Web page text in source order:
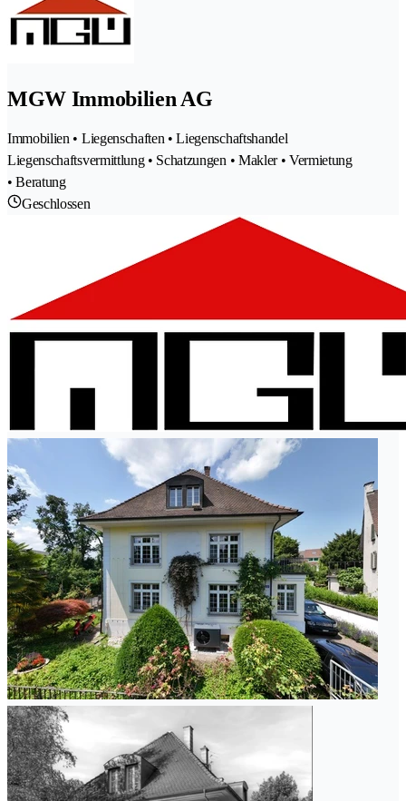
MGW Immobilien AG
Immobilien • Liegenschaften • Liegenschaftshandel
Liegenschaftsvermittlung • Schatzungen • Makler • Vermietung
• Beratung
Geschlossen